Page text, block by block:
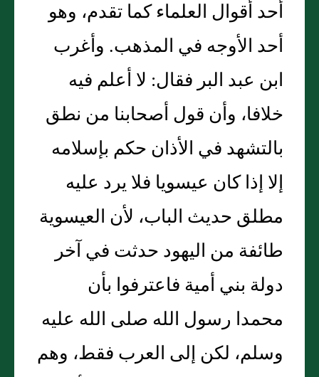
أحد أقوال العلماء كما تقدم، وهو
أحد الأوجه في المذهب. وأغرب
ابن عبد البر فقال: لا أعلم فيه
خلافا، وأن قول أصحابنا من نطق
بالتشهد في الأذان حكم بإسلامه
إلا إذا كان عيسويا فلا يرد عليه
مطلق حديث الباب، لأن العيسوية
طائفة من اليهود حدثت في آخر
دولة بني أمية فاعترفوا بأن
محمدا رسول الله صلى الله عليه
وسلم، لكن إلى العرب فقط، وهم